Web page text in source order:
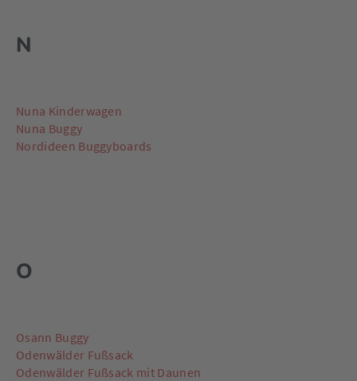
N
Nuna Kinderwagen
Nuna Buggy
Nordideen Buggyboards
O
Osann Buggy
Odenwälder Fußsack
Odenwälder Fußsack mit Daunen